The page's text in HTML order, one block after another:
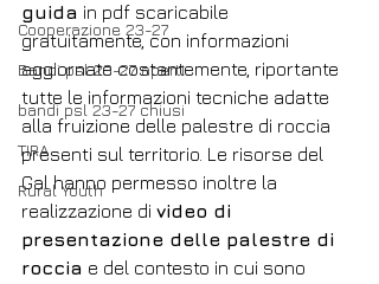
Cooperazione 23-27
Bandi psl 23-27 aperti
bandi psl 23-27 chiusi
TIRA
Rural Youth
guida in pdf scaricabile
gratuitamente, con informazioni
aggiornate costantemente, riportante
tutte le informazioni tecniche adatte
alla fruizione delle palestre di roccia
presenti sul territorio. Le risorse del
Gal hanno permesso inoltre la
realizzazione di video di
presentazione delle palestre di
roccia e del contesto in cui sono